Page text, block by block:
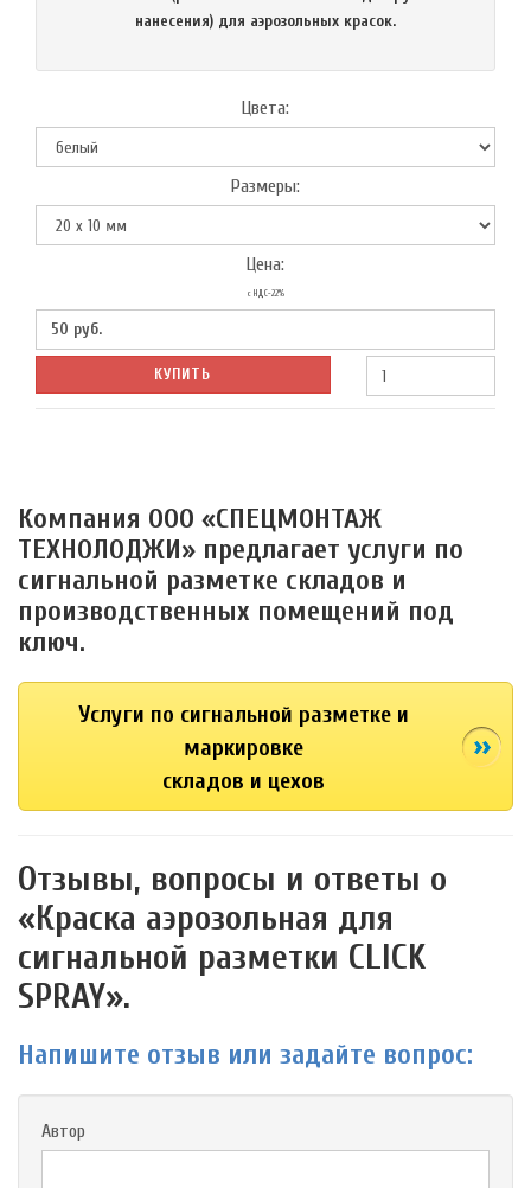
нанесения) для аэрозольных красок.
Цвета:
Размеры:
Цена:
с НДС-22%
50 руб.
КУПИТЬ
Компания ООО «СПЕЦМОНТАЖ
ТЕХНОЛОДЖИ» предлагает услуги по
сигнальной разметке складов и
производственных помещений под
ключ.
Услуги по сигнальной разметке и
маркировке
складов и цехов
Отзывы, вопросы и ответы о
«Краска аэрозольная для
сигнальной разметки CLICK
SPRAY».
Напишите отзыв или задайте вопрос:
Автор